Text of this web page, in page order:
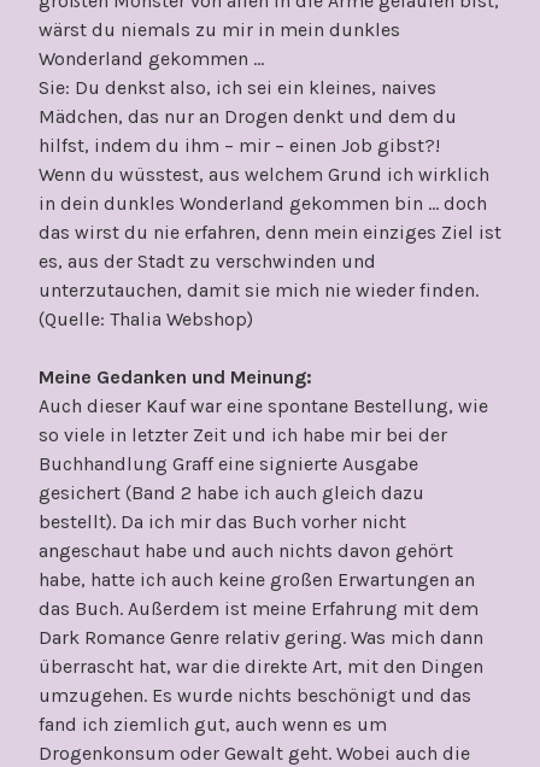
wärst du niemals zu mir in mein dunkles
Wonderland gekommen …
Sie: Du denkst also, ich sei ein kleines, naives
Mädchen, das nur an Drogen denkt und dem du
hilfst, indem du ihm – mir – einen Job gibst?!
Wenn du wüsstest, aus welchem Grund ich wirklich
in dein dunkles Wonderland gekommen bin … doch
das wirst du nie erfahren, denn mein einziges Ziel ist
es, aus der Stadt zu verschwinden und
unterzutauchen, damit sie mich nie wieder finden.
(Quelle: Thalia Webshop)
Meine Gedanken und Meinung:
Auch dieser Kauf war eine spontane Bestellung, wie
so viele in letzter Zeit und ich habe mir bei der
Buchhandlung Graff eine signierte Ausgabe
gesichert (Band 2 habe ich auch gleich dazu
bestellt). Da ich mir das Buch vorher nicht
angeschaut habe und auch nichts davon gehört
habe, hatte ich auch keine großen Erwartungen an
das Buch. Außerdem ist meine Erfahrung mit dem
Dark Romance Genre relativ gering. Was mich dann
überrascht hat, war die direkte Art, mit den Dingen
umzugehen. Es wurde nichts beschönigt und das
fand ich ziemlich gut, auch wenn es um
Drogenkonsum oder Gewalt geht. Wobei auch die